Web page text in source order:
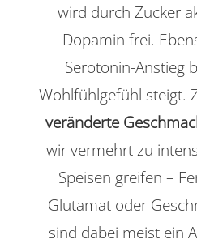
wird durch Zucker
Dopamin frei.
Serotonin-Anstieg
Wohlfühlgefühl steigt.
veränderte
wir vermehrt zu
Speisen greifen –
Glutamat oder
sind dabei meist ein